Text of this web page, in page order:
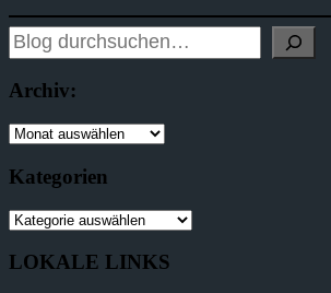
Archiv:
Kategorien
LOKALE LINKS